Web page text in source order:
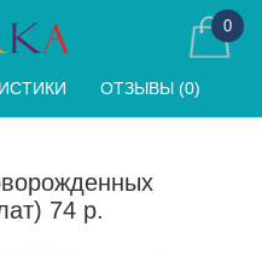
0
74 р.
ОТЗЫВЫ (0)